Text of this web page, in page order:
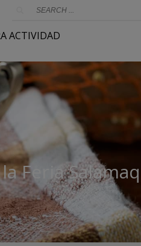
ACTIVIDAD
Feria Salamaq